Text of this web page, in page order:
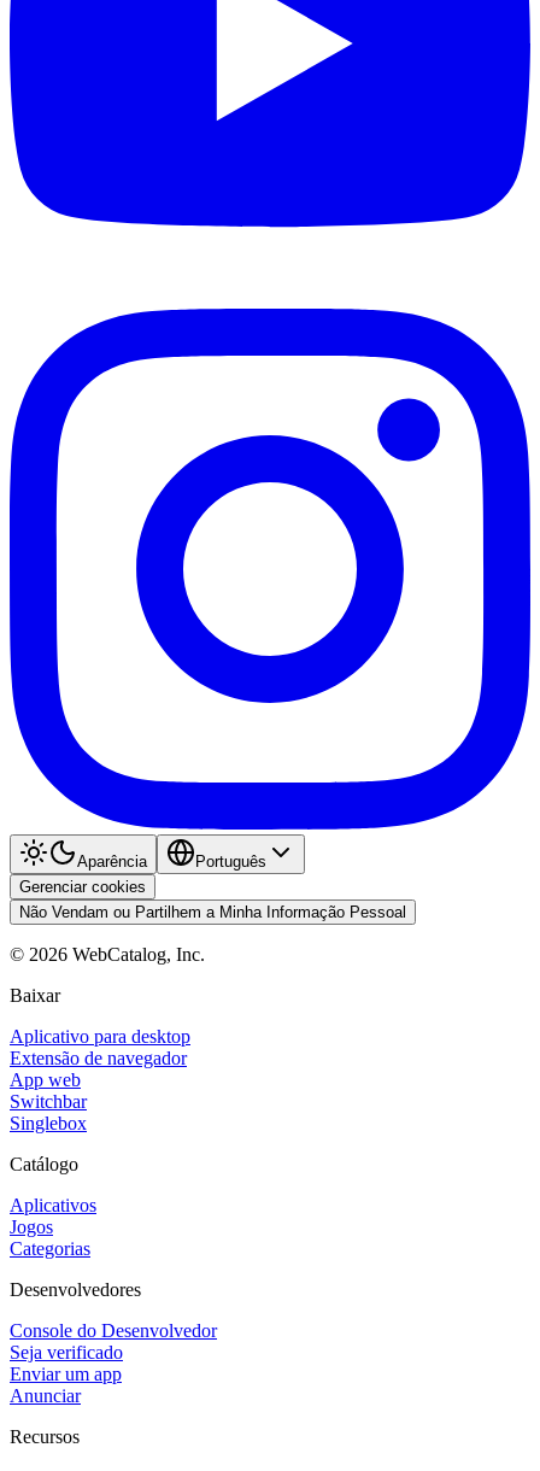
Aparência
Português
Gerenciar cookies
Não Vendam ou Partilhem a Minha Informação Pessoal
© 2026 WebCatalog, Inc.
Baixar
Aplicativo para desktop
Extensão de navegador
App web
Switchbar
Singlebox
Catálogo
Aplicativos
Jogos
Categorias
Desenvolvedores
Console do Desenvolvedor
Seja verificado
Enviar um app
Anunciar
Recursos